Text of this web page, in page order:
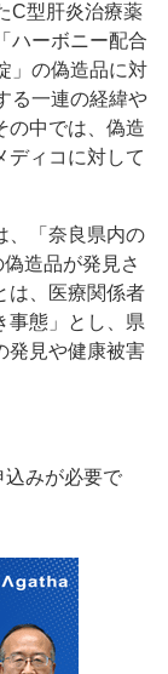
C型肝炎治療薬
「ハーボニー配合
」の偽造品に対
る一連の経緯や
の中では、偽造
ディコに対して
、「奈良県内の
造品が発見さ
は、医療関係者
事態」とし、県
発見や健康被害
込みが必要で